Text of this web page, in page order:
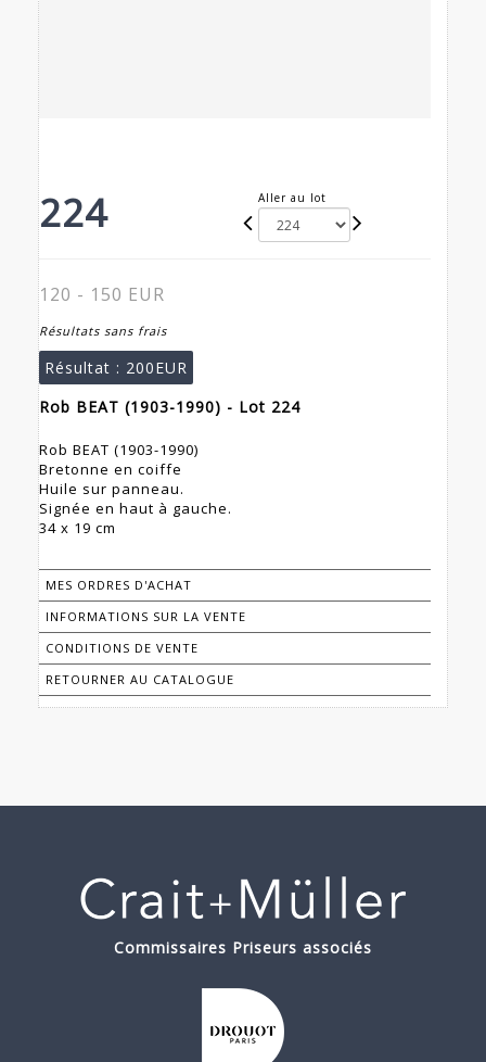
224 Aller au lot
120 - 150 EUR
Résultats sans frais
Résultat : 200EUR
Rob BEAT (1903-1990) - Lot 224
Rob BEAT (1903-1990)
Bretonne en coiffe
Huile sur panneau.
Signée en haut à gauche.
34 x 19 cm
MES ORDRES D'ACHAT
INFORMATIONS SUR LA VENTE
CONDITIONS DE VENTE
RETOURNER AU CATALOGUE
Commissaires Priseurs associés